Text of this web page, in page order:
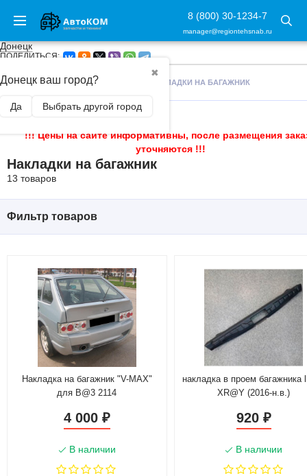
8 (800) 30-1234-7
manager@regiontehsnab.ru
Донецк
✖
Донецк ваш город?
Да Выбрать другой город
ПОДЕЛИТЬСЯ:
ГЛАВНАЯ / ВНЕШНИЙ ТЮНИНГ НАКЛАДКИ НА БАГАЖНИК
!!! Цены на сайте информативны, после размещения
уточняются !!!
Накладки на багажник
13 товаров
Фильтр товаров
Накладка на багажник "V-MAX"
для B@3 2114
4 000 ₽
В наличии
накладка в проем багажника
XR@Y (2016-н.в.)
920 ₽
В наличии